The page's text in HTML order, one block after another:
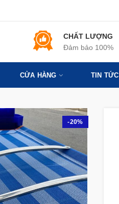
CHẤT LƯỢNG
Đảm bảo 100%
CỬA HÀNG TIN TỨC
-20%